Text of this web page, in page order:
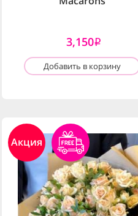
3,150i
Добавить в корзину
Акция